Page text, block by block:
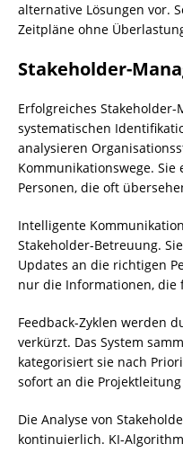
alternative Lösungen vor.
Zeitpläne ohne
Stakeholder-
Erfolgreiches
systematischen
analysieren
Kommunikationswege.
Personen, die oft
Intelligente
Stakeholder-Betreuung.
Updates an die richtigen
nur die Informationen,
Feedback-Zyklen werden
verkürzt. Das System
kategorisiert sie nach
sofort an die
Die Analyse von
kontinuierlich. KI-